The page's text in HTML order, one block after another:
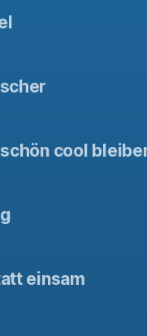
cool
einsam